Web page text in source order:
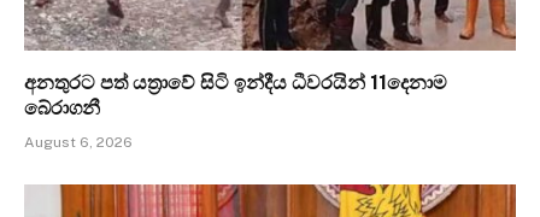
අනතුරට පත් යත්‍රාවේ සිටි ඉන්දීය ධීවරයින් 11දෙනාම
බේරාගනී
August 6, 2026